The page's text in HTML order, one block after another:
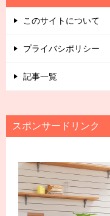
このサイトについて
プライバシポリシー
記事一覧
スポンサードリンク